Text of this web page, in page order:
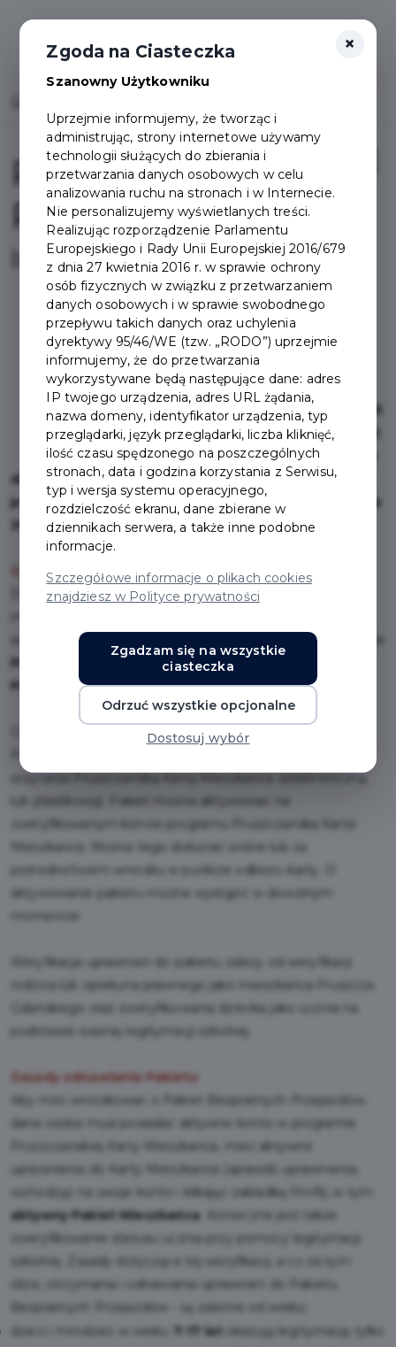
Pakiet Bezpłatnych
Przejazdów
Informacje
Z bezpłatnej komunikacji
miejskiej na terenie
Pruszcza Gdańskiego i
Gdańska na liniach: 132 i N5
i (od 1 sierpnia 2026 r.) M32
mogą korzystać wyłącznie
dzieci i młodzież uczący się w szkołach
podstawowych i ponadpodstawowych do ukończenia
20. roku życia, mieszkający w Pruszczu Gdańskim.
Zasady przyznawania Pakietu
Do bezpłatnych przejazdów uprawnieni są: dzieci i
adresem zamieszkania w Pruszczu Gdańskim na podstawie
Pruszczańskiej Karty Mieszkańca z aktywnym
Pakietem Bezpłatnych Przejazdów.
Osoby, które posiadają aktywny Pakiet Bezpłatnych
sczytania Pruszczańską Kartę Mieszkańca (elektroniczną
zweryfikowanym koncie programu Pruszczańska Karta
Mieszkańca. Można tego dokonać online lub za
pośrednictwem wniosku w punkcie odbioru karty. O
aktywowanie pakietu można wystąpić w dowolnym
momencie.
Weryfikacja uprawnień do pakietu zależy od weryfikacji
rodzica lub opiekuna prawnego jako mieszkańca Pruszcza
Gdańskiego oraz zweryfikowania dziecka jako ucznia na
podstawie ważnej legitymacji szkolnej.
Zasady odnawiania Pakietu
Aby móc wnioskować o Pakiet Bezpłatnych Przejazdów,
dana osoba musi posiadać aktywne konto w programie
Pruszczańskiej Karty Mieszkańca, mieć aktywne
uprawnienia do Karty Mieszkańca (sprawdź uprawnienia,
wchodząc na swoje konto i klikając zakładkę Profil), w tym
aktywny Pakiet Mieszkańca. Konieczne jest także
zweryfikowanie statusu ucznia przy pomocy legitymacji
szkolnej. Zasady dotyczące tej weryfikacji, a co za tym
idzie, otrzymania i odnawiania uprawnień do Pakietu
Bezpłatnych Przejazdów - są zależne od wieku:
dzieci i młodzież w wieku
7-17 lat
okazują legitymację tylko
×
Zgoda na Ciasteczka
Szanowny Użytkowniku
Uprzejmie informujemy, że tworząc i
administrując, strony internetowe używamy
technologii służących do zbierania i
przetwarzania danych osobowych w celu
analizowania ruchu na stronach i w Internecie.
Nie personalizujemy wyświetlanych treści.
Realizując rozporządzenie Parlamentu
Europejskiego i Rady Unii Europejskiej 2016/679
z dnia 27 kwietnia 2016 r. w sprawie ochrony
osób fizycznych w związku z przetwarzaniem
danych osobowych i w sprawie swobodnego
przepływu takich danych oraz uchylenia
dyrektywy 95/46/WE (tzw. „RODO”) uprzejmie
informujemy, że do przetwarzania
wykorzystywane będą następujące dane: adres
IP twojego urządzenia, adres URL żądania,
nazwa domeny, identyfikator urządzenia, typ
przeglądarki, język przeglądarki, liczba kliknięć,
ilość czasu spędzonego na poszczególnych
stronach, data i godzina korzystania z Serwisu,
typ i wersja systemu operacyjnego,
rozdzielczość ekranu, dane zbierane w
dziennikach serwera, a także inne podobne
informacje.
Szczegółowe informacje o plikach cookies
znajdziesz w Polityce prywatności
Zgadzam się na wszystkie
ciasteczka
Odrzuć wszystkie opcjonalne
Dostosuj wybór